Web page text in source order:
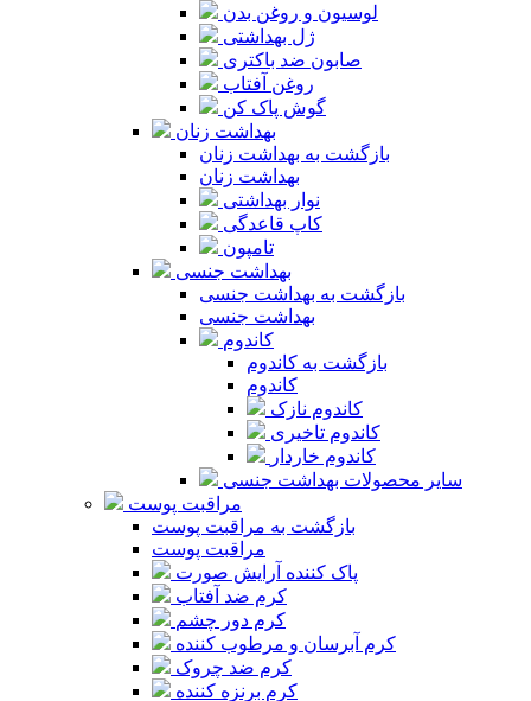
لوسیون و روغن بدن
ژل بهداشتی
صابون ضد باکتری
روغن آفتاب
گوش پاک کن
بهداشت زنان
بازگشت به بهداشت زنان
بهداشت زنان
نوار بهداشتی
کاپ قاعدگی
تامپون
بهداشت جنسی
بازگشت به بهداشت جنسی
بهداشت جنسی
کاندوم
بازگشت به کاندوم
کاندوم
کاندوم نازک
کاندوم تاخیری
کاندوم خاردار
سایر محصولات بهداشت جنسی
مراقبت پوست
بازگشت به مراقبت پوست
مراقبت پوست
پاک کننده آرایش صورت
کرم ضد آفتاب
کرم دور چشم
کرم آبرسان و مرطوب کننده
کرم ضد چروک
کرم برنزه کننده